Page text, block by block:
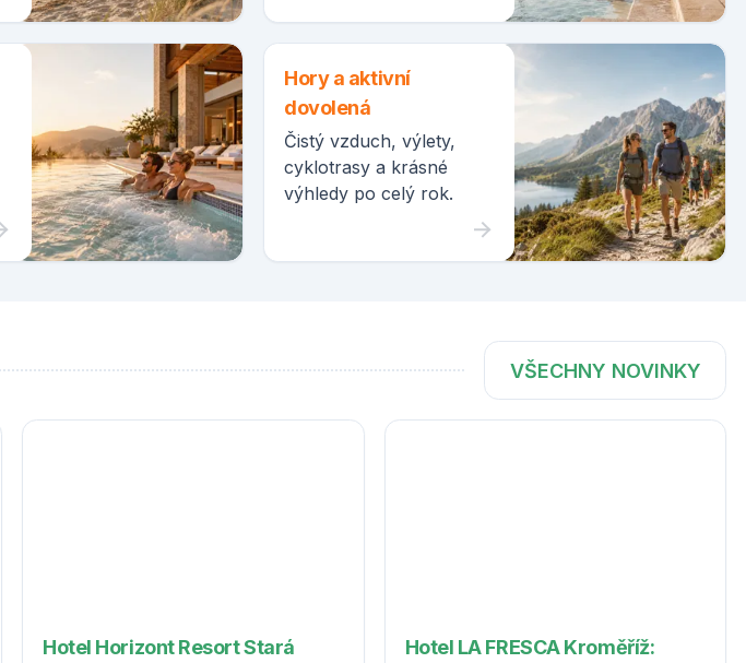
Hory a aktivní
dovolená
Čistý vzduch, výlety,
cyklotrasy a krásné
výhledy po celý rok.
VŠECHNY NOVINKY
Hotel Horizont Resort Stará
Hotel LA FRESCA Kroměříž: